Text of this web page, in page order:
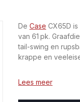
De Case CX65D
van 61 pk.
tail-swing en
krappe en
Lees meer